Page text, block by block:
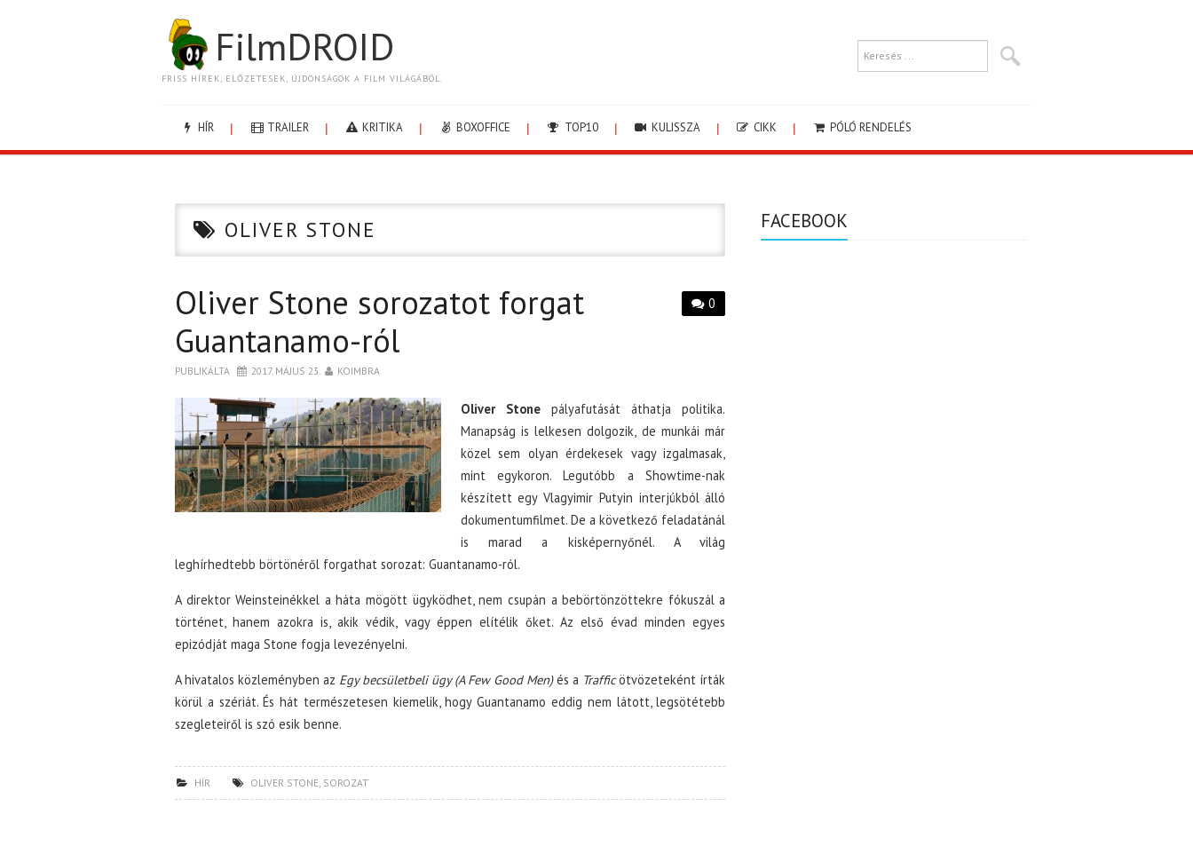
FilmDROID
FRISS HÍREK, ELŐZETESEK, ÚJDONSÁGOK A FILM VILÁGÁBÓL.
HÍR TRAILER KRITIKA BOXOFFICE TOP10 KULISSZA CIKK PÓLÓ RENDELÉS
OLIVER STONE
0
Oliver Stone sorozatot forgat
Guantanamo-ról
PUBLIKÁLTA 2017. MÁJUS 23. KOIMBRA
Oliver Stonepályafutását áthatja politika.
Manapság is lelkesen dolgozik, de munkái már
közel sem olyan érdekesek vagy izgalmasak,
mint egykoron. Legutóbb a Showtime-nak
készített egy Vlagyimir Putyin interjúkból álló
dokumentumfilmet. De a következő feladatánál
is marad a kisképernyőnél. A világ
leghírhedtebb börtönéről forgathat sorozat: Guantanamo-ról.
A direktor Weinsteinékkel a háta mögött ügyködhet, nem csupán a bebörtönzöttekre fókuszál a
történet, hanem azokra is, akik védik, vagy éppen elítélik őket. Az első évad minden egyes
epizódját maga Stone fogja levezényelni.
A hivatalos közleményben az Egy becsületbeli ügy (A Few Good Men)és a Trafficötvözeteként írták
körül a szériát. És hát természetesen kiemelik, hogy Guantanamo eddig nem látott, legsötétebb
szegleteiről is szó esik benne.
HÍR OLIVER STONE, SOROZAT
FACEBOOK